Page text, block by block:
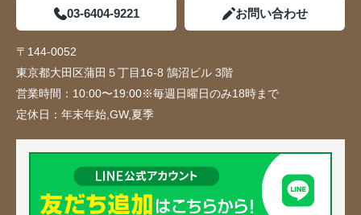
03-6404-9221 お問い合わせ
〒144-0052
東京都大田区蒲田５丁目16-8 鵠沼ビル 3階
営業時間： 10:00〜19:00※毎週日曜日のみ18時まで
定休日： 年末年始,GW,夏季